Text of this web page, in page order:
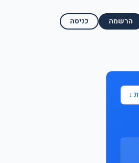
כניסה הרשמה
בתי השקעות למסחר עצמאי
ומדריכים ↓